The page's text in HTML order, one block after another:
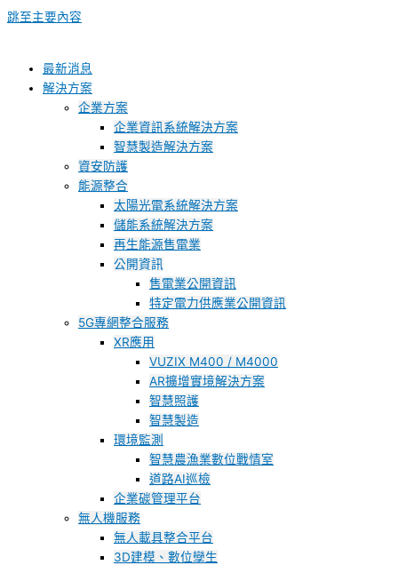
跳至主要內容
最新消息
解決方案
企業方案
企業資訊系統解決方案
智慧製造解決方案
資安防護
能源整合
太陽光電系統解決方案
儲能系統解決方案
再生能源售電業
公開資訊
售電業公開資訊
特定電力供應業公開資訊
5G專網整合服務
XR應用
VUZIX M400 / M4000
AR擴增實境解決方案
智慧照護
智慧製造
環境監測
智慧農漁業數位戰情室
道路AI巡檢
企業碳管理平台
無人機服務
無人載具整合平台
3D建模、數位孿生